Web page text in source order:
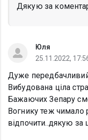
Дякую за
Юля
25.11.2022,
Дуже
Вибудована ціла
Бажаючих Зепару
Вогнику теж чимало
відпочити..дякую